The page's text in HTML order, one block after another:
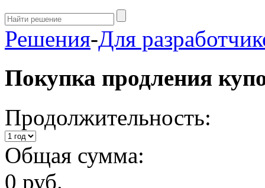
Решения-Для
Покупка продления
Продолжительность:
Общая сумма:
0 руб.